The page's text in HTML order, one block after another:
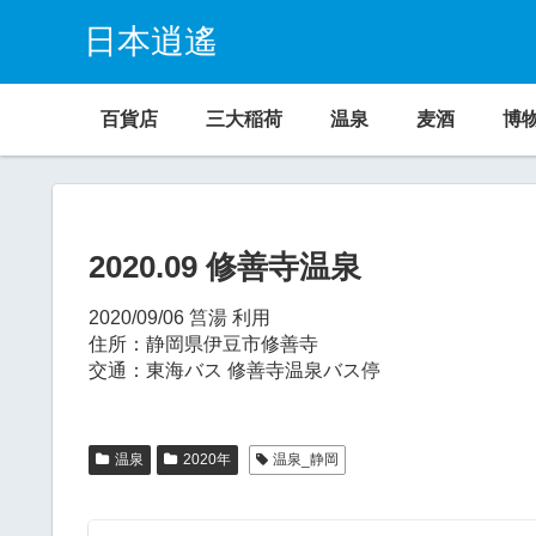
日本逍遙
百貨店 三大稲荷 温泉 麦酒 博
2020.09 修善寺温泉
2020/09/06 筥湯 利用
住所：静岡県伊豆市修善寺
交通：東海バス 修善寺温泉バス停
温泉 2020年 温泉_静岡